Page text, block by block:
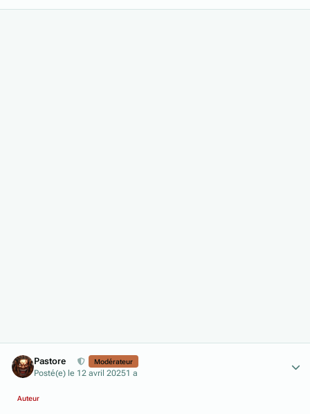
Pastore Modérateur
Posté(e) le 12 avril 20251 a
Auteur